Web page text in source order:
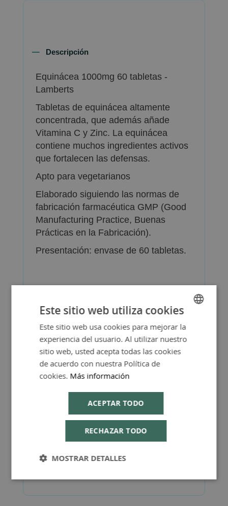
Descripción
Equinácea 1000mg 60 tabletas -
Lamberts
Tabletas de equinácea altamente
concentrada, que además añade
Vitamina C y Zinc. La equinácea
contiene muchos ingredientes activos
que fortalecen las defensas.
Apto para vegetarianos
Elaborado siguiendo las normas de
fabricación farmacéutica GMP (Good
Manufacturing Practice, Buenas
Prácticas en la Fabricación).
Presentación: envase de 60 tabletas.
Más Información
FAQ - Preguntas y Respuestas
Consejos de Compra Producto
SPANISH
ENGLISH
Este sitio web utiliza cookies
Este sitio web usa cookies para mejorar la
experiencia del usuario. Al utilizar nuestro
sitio web, usted acepta todas las cookies
de acuerdo con nuestra Política de
cookies. Más información
ACEPTAR TODO
RECHAZAR TODO
MOSTRAR DETALLES